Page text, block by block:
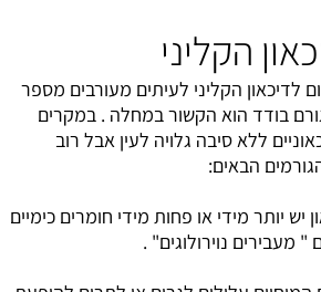
הקליני
לדיכאון הקליני לעיתים מעורבים מספר
בודד הוא הקשור במחלה . במקרים
ללא סיבה גלויה לעין אבל רוב
הבאים:
יש יותר מידי או פחות מידי חומרים כימיים
מעבירים נוירולוגים" .